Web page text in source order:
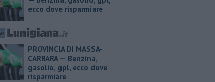
ecco dove risparmiare
PROVINCIA DI MASSA-
CARRARA — ​Benzina,
gasolio, gpl, ecco dove
risparmiare